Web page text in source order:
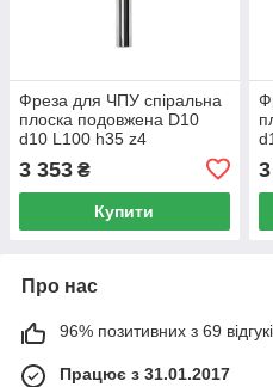
Фреза для ЧПУ спіральна
плоска подовжена D10
d10 L100 h35 z4
3 353 ₴
Купити
Про нас
96% позитивних з 69
Працює з 31.01.2017